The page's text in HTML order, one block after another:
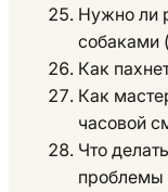
Нужно ли
собаками
Как
Как
часовой
Что
проблемы